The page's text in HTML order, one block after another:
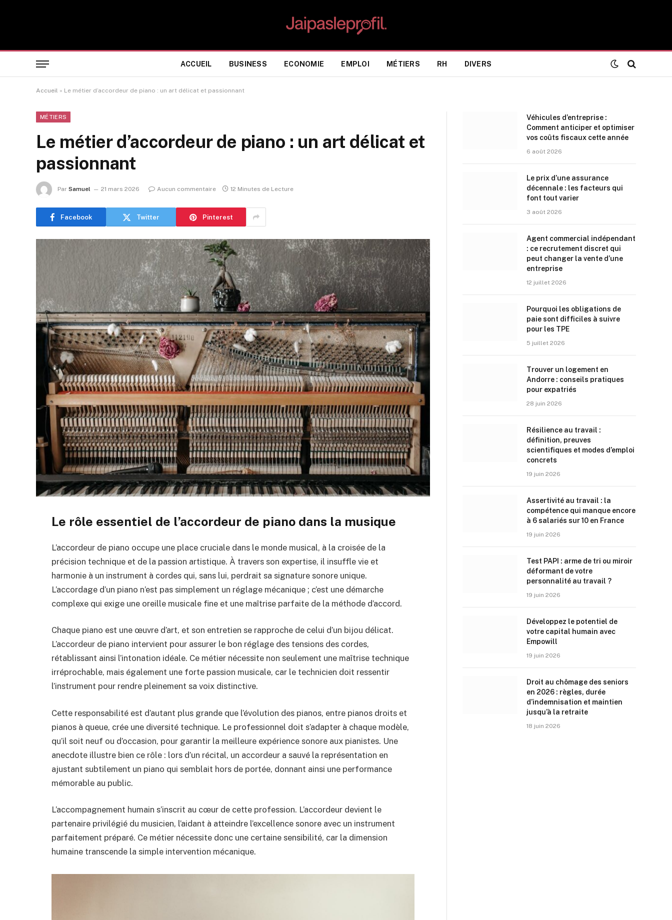
ACCUEIL BUSINESS ECONOMIE EMPLOI MÉTIERS RH DIVERS
Accueil » Le métier d’accordeur de piano : un art délicat et passionnant
MÉTIERS
Le métier d’accordeur de piano : un art délicat et
passionnant
Par Samuel 21 mars 2026 Aucun commentaire 12 Minutes de Lecture
Facebook Twitter Pinterest
Le rôle essentiel de l’accordeur de piano dans la musique
L’accordeur de piano occupe une place cruciale dans le monde musical, à la croisée de la
précision technique et de la passion artistique. À travers son expertise, il insuffle vie et
harmonie à un instrument à cordes qui, sans lui, perdrait sa signature sonore unique.
L’accordage d’un piano n’est pas simplement un réglage mécanique ; c’est une démarche
complexe qui exige une oreille musicale fine et une maîtrise parfaite de la méthode d’accord.
Chaque piano est une œuvre d’art, et son entretien se rapproche de celui d’un bijou délicat.
L’accordeur de piano intervient pour assurer le bon réglage des tensions des cordes,
rétablissant ainsi l’intonation idéale. Ce métier nécessite non seulement une maîtrise technique
irréprochable, mais également une forte passion musicale, car le technicien doit ressentir
l’instrument pour rendre pleinement sa voix distinctive.
Cette responsabilité est d’autant plus grande que l’évolution des pianos, entre pianos droits et
pianos à queue, crée une diversité technique. Le professionnel doit s’adapter à chaque modèle,
qu’il soit neuf ou d’occasion, pour garantir la meilleure expérience sonore aux pianistes. Une
anecdote illustre bien ce rôle : lors d’un récital, un accordeur a sauvé la représentation en
ajustant subtilement un piano qui semblait hors de portée, donnant ainsi une performance
mémorable au public.
L’accompagnement humain s’inscrit au cœur de cette profession. L’accordeur devient le
partenaire privilégié du musicien, l’aidant à atteindre l’excellence sonore avec un instrument
parfaitement préparé. Ce métier nécessite donc une certaine sensibilité, car la dimension
humaine transcende la simple intervention mécanique.
Véhicules d’entreprise :
Comment anticiper et optimiser
vos coûts fiscaux cette année
6 août 2026
Le prix d’une assurance
décennale : les facteurs qui
font tout varier
3 août 2026
Agent commercial indépendant
: ce recrutement discret qui
peut changer la vente d’une
entreprise
12 juillet 2026
Pourquoi les obligations de
paie sont difficiles à suivre
pour les TPE
5 juillet 2026
Trouver un logement en
Andorre : conseils pratiques
pour expatriés
28 juin 2026
Résilience au travail :
définition, preuves
scientifiques et modes d’emploi
concrets
19 juin 2026
Assertivité au travail : la
compétence qui manque encore
à 6 salariés sur 10 en France
19 juin 2026
Test PAPI : arme de tri ou miroir
déformant de votre
personnalité au travail ?
19 juin 2026
Développez le potentiel de
votre capital humain avec
Empowill
19 juin 2026
Droit au chômage des seniors
en 2026 : règles, durée
d’indemnisation et maintien
jusqu’à la retraite
18 juin 2026